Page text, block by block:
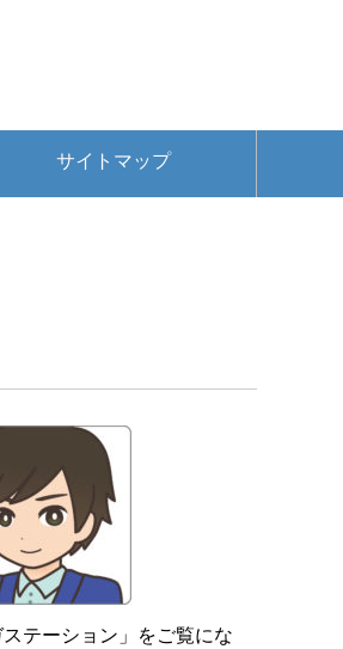
サイトマップ
テーション」をご覧にな